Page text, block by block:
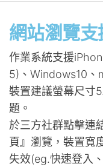
網站瀏覽支
作業系統支援
5)、Windows10、
裝置建議螢幕尺寸
題。
於三方社群點擊連
頁』瀏覽，裝置寬
失效(eg.快速登入